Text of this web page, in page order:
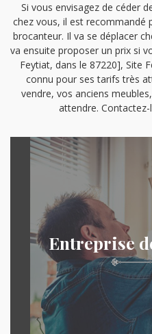
Si vous envisagez de céder
chez vous, il est recommandé
brocanteur. Il va se déplacer
va ensuite proposer un prix si
Feytiat, dans le 87220], Site
connu pour ses tarifs très
vendre, vos anciens
attendre.
Entreprise